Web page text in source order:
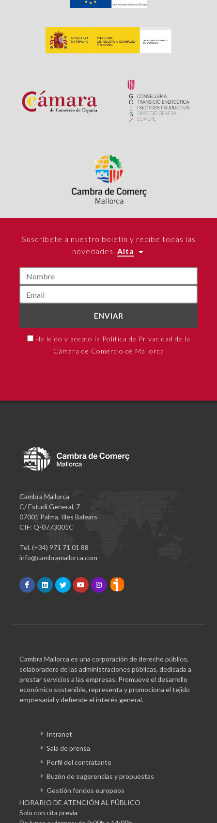
Suscríbete a nuestro boletín y recibe todas las
novedades. Alta
ENVIAR
He leído y acepto la Política de Privacidad de la
Cámara de Comercio de Mallorca
Cambra Mallorca
C/ Estudi General, 7
07001 Palma. Illes Balears
CIF: Q-0773001C
Tel. (+34) 971 71 01 88
info@cambramallorca.com
Cambra Mallorca es una corporación de derecho público,
colaboradora de las administraciones públicas, dedicada a
prestar servicios a las empresas. Promueve el desarrollo
económico sostenible, representa y promociona el tejido
empresarial y defiende el interés general.
Intranet
Sala de prensa
Perfil del contratante
Buzón de sugerencias y propuestas
Gestión fondos europeos
HORARIO DE ATENCIÓN AL PÚBLICO
Solo con cita previa